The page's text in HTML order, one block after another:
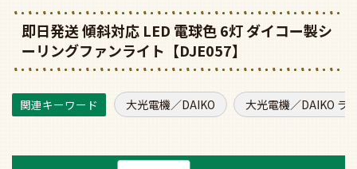
即日発送 傾斜対応 LED 電球色 6灯 ダイコー製シ
ーリングファンライト【DJE057】
大光電機／DAIKO 大光電機／DAIKO ラ